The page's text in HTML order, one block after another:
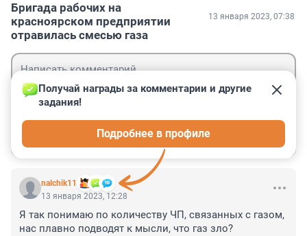
Бригада рабочих на
красноярском предприятии
отравилась смесью газа
13 января 2023, 07:38
nalchik11
Получай награды за комментарии и другие
задания!
Подробнее в профиле
13 января 2023, 12:28
Я так понимаю по количеству ЧП, связанных с газом,
нас плавно подводят к мысли, что газ зло?